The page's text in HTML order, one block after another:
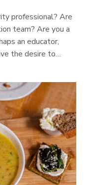
professional? Are
team? Are you a
an educator,
the desire to…